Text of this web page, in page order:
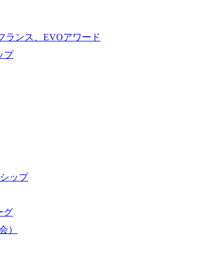
ランス、EVOアワード
プ
ップ
グ
）